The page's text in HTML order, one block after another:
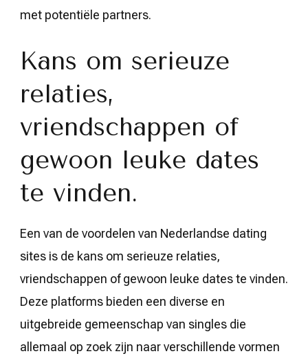
met potentiële partners.
Kans om serieuze
relaties,
vriendschappen of
gewoon leuke dates
te vinden.
Een van de voordelen van Nederlandse dating
sites is de kans om serieuze relaties,
vriendschappen of gewoon leuke dates te vinden.
Deze platforms bieden een diverse en
uitgebreide gemeenschap van singles die
allemaal op zoek zijn naar verschillende vormen